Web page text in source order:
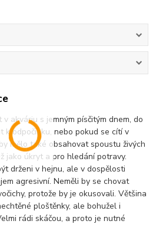
akváriu s jemným písčitým dnem, do
k odpočinku, nebo pokud se cítí v
mělo také obsahovat spoustu živých
jako úkryt a pro hledání potravy.
drženi v hejnu, ale v dospělosti
agresivní. Neměli by se chovat
protože by je okusovali. Většina
ploštěnky, ale bohužel i
rádi skáčou, a proto je nutné